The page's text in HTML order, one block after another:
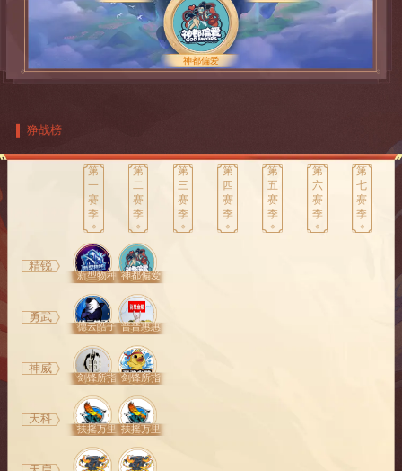
神都偏爱
狰战榜
第
一
赛
季
第
二
赛
季
第
三
赛
季
第
四
赛
季
第
五
赛
季
第
六
赛
季
第
七
赛
季
精锐
新型物种 神都偏爱
勇武
德云皓子 普普惠惠
神威
剑锋所指 剑锋所指
天科
扶摇万里 扶摇万里